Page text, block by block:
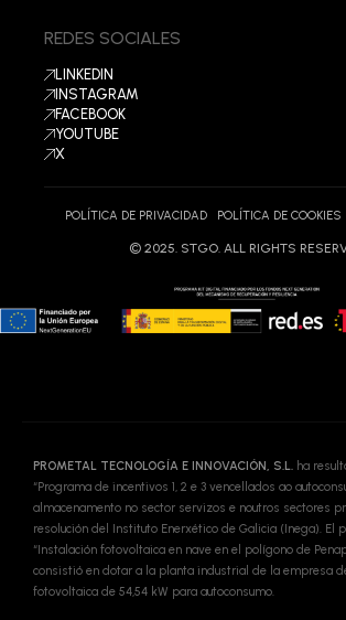
REDES SOCIALES
LINKEDIN
INSTAGRAM
FACEBOOK
YOUTUBE
X
POLÍTICA DE PRIVACIDAD POLÍTICA DE COOKIES
PROMETAL TECNOLOGÍA E INNOVACIÓN, S.L. ha
“Programa de incentivos 1, 2 e 3 vencellados ao
almacenamento no sector servizos e noutros sectores
resolución del Instituto Enerxético de Galicia (Inega). El
“Instalación fotovoltaica en nave en el polígono de
consistió en dotar a la planta industrial de la empresa
fotovoltaica de 54,54 kW para autoconsumo.